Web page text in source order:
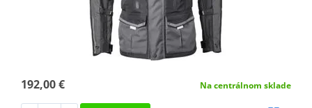
192,00 € Na centrálnom sklade